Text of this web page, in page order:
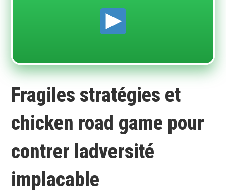
Fragiles stratégies et
chicken road game pour
contrer ladversité
implacable